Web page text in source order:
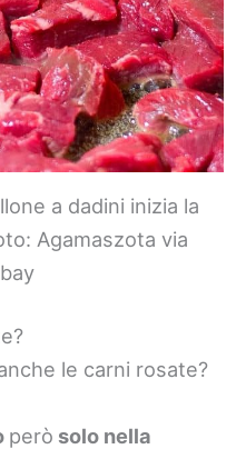
a dadini inizia la
Agamaszota via
le carni rosate?
però solo nella